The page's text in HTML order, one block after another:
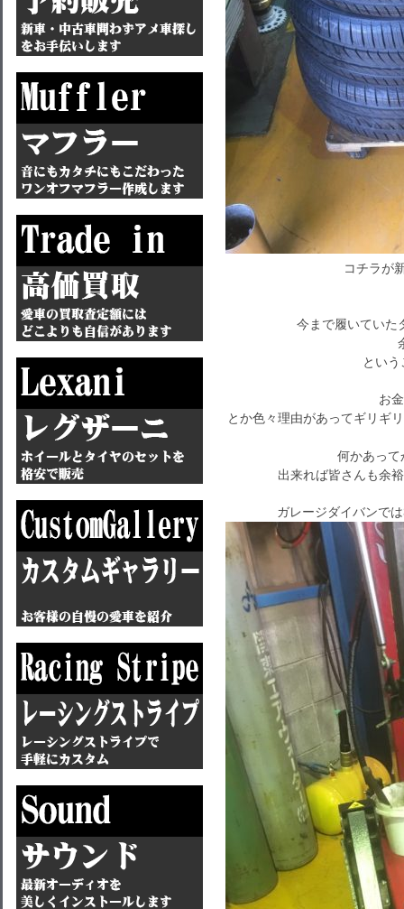
コチラが
今まで履いていた
とい
お
とか色々理由があってギリギ
何かあっ
出来れば皆さんも余
ガレージダイバンで